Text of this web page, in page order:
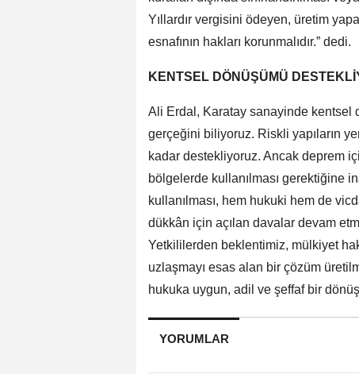
Yıllardır vergisini ödeyen, üretim
esnafının hakları korunmalıdır.” dedi.
KENTSEL DÖNÜŞÜMÜ
Ali Erdal, Karatay sanayinde kentsel
gerçeğini biliyoruz. Riskli yapıların
kadar destekliyoruz. Ancak deprem
bölgelerde kullanılması gerektiğine
kullanılması, hem hukuki hem de
dükkân için açılan davalar devam
Yetkililerden beklentimiz, mülkiyet
uzlaşmayı esas alan bir çözüm
hukuka uygun, adil ve şeffaf bir
YORUMLAR